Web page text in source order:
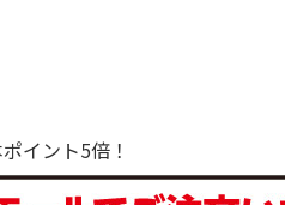
イント5倍！